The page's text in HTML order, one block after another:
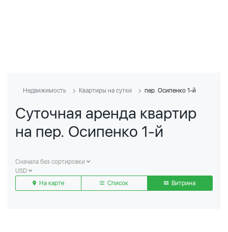
Недвижимость Квартиры на сутки пер. Осипенко 1-й
Суточная аренда квартир
на пер. Осипенко 1-й
Сначала без сортировки
USD
На карте
Список Витрина